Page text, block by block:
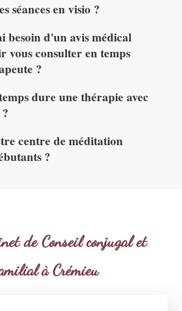
séances en visio ?
besoin d'un avis médical
vous consulter en temps
?
dure une thérapie avec
centre de méditation
?
de Conseil conjugal et
à Crémieu